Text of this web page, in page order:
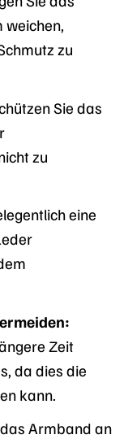
zu
Sie das
zu
eine
Zeit
da dies die
kann.
Armband an